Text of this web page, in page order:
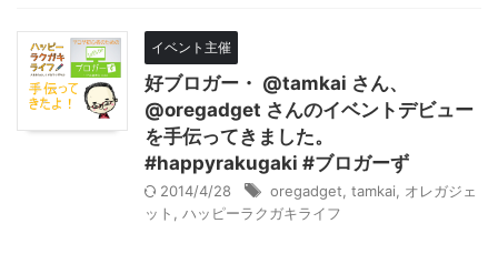
イベント主催
好ブロガー・ @tamkai さん、
@oregadget さんのイベントデビュー
を手伝ってきました。
#happyrakugaki #ブロガーず
2014/4/28 oregadget tamkai
オレガジェ
ット
ハッピーラクガキライフ